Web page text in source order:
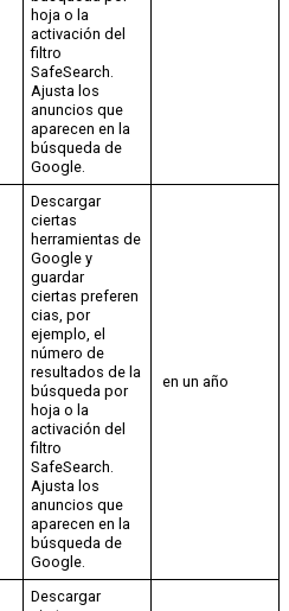
hoja o la
activación del
filtro
SafeSearch.
Ajusta los
anuncios que
aparecen en la
búsqueda de
Google.
Descargar
ciertas
herramientas de
Google y
guardar
ciertas preferen
cias, por
ejemplo, el
número de
resultados de la
búsqueda por
hoja o la
activación del
filtro
SafeSearch.
Ajusta los
anuncios que
aparecen en la
búsqueda de
Google.
en un año
Descargar